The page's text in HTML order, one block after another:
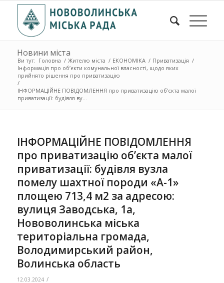
Новини міста
Ви тут: Головна / Жителю міста / ЕКОНОМІКА / Приватизація /
Інформація про об’єкти комунальної власності, щодо яких
прийнято рішення про приватизацію
/
ІНФОРМАЦІЙНЕ ПОВІДОМЛЕННЯ про приватизацію об’єкта малої
приватизації: будівля ву...
ІНФОРМАЦІЙНЕ ПОВІДОМЛЕННЯ
про приватизацію об’єкта малої
приватизації: будівля вузла
помелу шахтної породи «А-1»
площею 713,4 м2 за адресою:
вулиця Заводська, 1а,
Нововолинська міська
територіальна громада,
Володимирський район,
Волинська область
12.03.2024 /